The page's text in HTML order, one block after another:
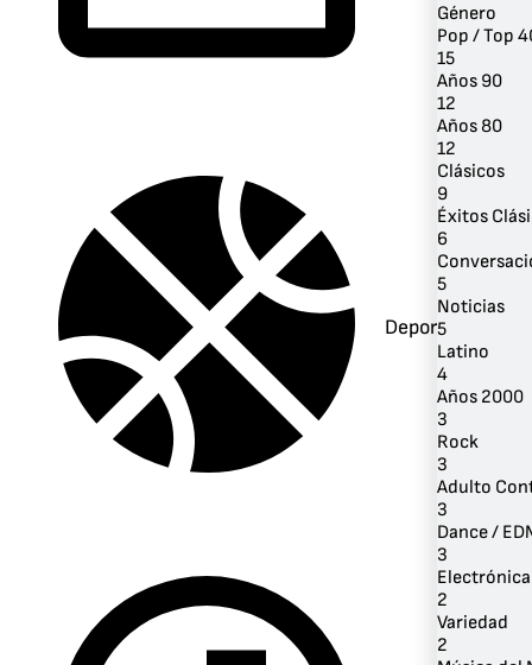
Deportes
Género
Pop / Top
15
Años 90
12
Años 80
12
Clásicos
9
Éxitos
6
5
Noticias
5
Latino
4
Años 2000
3
Rock
3
Adulto
3
Dance /
3
Electrónica
2
Variedad
2